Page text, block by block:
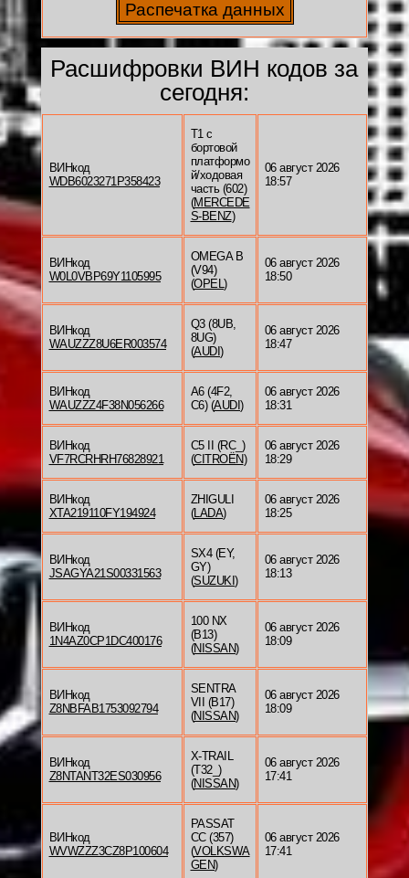
Расшифровки ВИН кодов за
сегодня:
ВИНкод
WDB6023271P358423
T1 c
бортовой
платформо
й/ходовая
часть (602)
(MERCEDE
S-BENZ)
06 август 2026
18:57
ВИНкод
W0L0VBP69Y1105995
OMEGA B
(V94)
(OPEL )
06 август 2026
18:50
ВИНкод
WAUZZZ8U6ER003574
Q3 (8UB,
8UG)
(AUDI )
06 август 2026
18:47
ВИНкод
WAUZZZ4F38N056266
A6 (4F2,
C6) (AUDI )
06 август 2026
18:31
ВИНкод
VF7RCRHRH76828921
C5 II (RC_)
(CITROËN)
06 август 2026
18:29
ВИНкод
XTA219110FY194924
ZHIGULI
(LADA)
06 август 2026
18:25
ВИНкод
JSAGYA21S00331563
SX4 (EY,
GY)
(SUZUKI )
06 август 2026
18:13
ВИНкод
1N4AZ0CP1DC400176
100 NX
(B13)
(NISSAN)
06 август 2026
18:09
ВИНкод
Z8NBFAB1753092794
SENTRA
VII (B17)
(NISSAN)
06 август 2026
18:09
ВИНкод
Z8NTANT32ES030956
X-TRAIL
(T32_)
(NISSAN)
06 август 2026
17:41
ВИНкод
WVWZZZ3CZ8P100604
PASSAT
CC (357)
(VOLKSWA
GEN)
06 август 2026
17:41